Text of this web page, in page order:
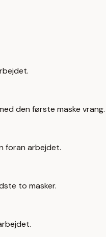
den første maske vrang.
foran arbejdet.
to masker.